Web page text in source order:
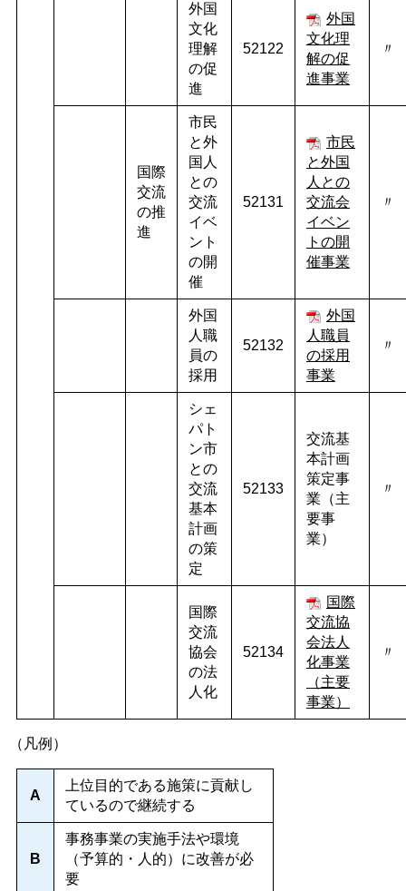
外国
文化
理解
の促
進
52122
外国
文化理
解の促
進事業
〃
国際
交流
の推
進
市民
と外
国人
との
交流
イベ
ント
の開
催
52131
市民
と外国
人との
交流会
イベン
トの開
催事業
〃
外国
人職
員の
採用
52132
外国
人職員
の採用
事業
〃
シェ
パト
ン市
との
交流
基本
計画
の策
定
52133
交流基
本計画
策定事
業（主
要事
業）
〃
国際
交流
協会
の法
人化
52134
国際
交流協
会法人
化事業
（主要
事業）
〃
（凡例）
A
上位目的である施策に貢献し
ているので継続する
B
事務事業の実施手法や環境
（予算的・人的）に改善が必
要